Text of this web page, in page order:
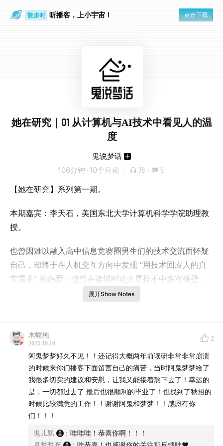
散步时 听播客，上小宇宙！ 点击下载
她在研究｜01 从计算机与AI技术中看见人的温
度
鬼说梦话
106分钟 · 10个月前 76 · 5
【她在研究】系列第一期。
本期嘉宾：李天石，美国东北大学计算机科学学院助理教
授。
也曾因难以融入高中信息竞赛圈男生们的技术交流而怀疑
自己，却终于在人机交互方向中发现 “用技术回应人的真
实需求” 的热爱；也曾在读博时论文屡投不中多次碰壁，
却终于在新冠密切接触者APP研究、帮助高中女生报志愿
伴”，围绕兴趣挖掘每个学生的潜力。我们与天石聊了科研
路上的迷茫与突破，以及女性研究者的自洽与成长，或许
你也能看见自己的可能。让我们走近天石的世界吧~
时间轴
00:01:26 - 嘉宾自我介绍
00:10:06- 计算机专业的本科体验
展开Show Notes
木螳纯
2025.10.10
2
阿鬼梦梦好久不见！！还记得大概两年前读研非常非常崩溃
的时候来你们播客下面留言自己的痛苦，当时阿鬼梦梦给了
我很多切实的建议和安慰，让我又能接着熬下去了！幸运的
是，一切都过去了 最后也很顺利的毕业了！也找到了秋招的
时候比较满意的工作！！谢谢阿鬼和梦梦！！感恩有你
们！！！
鬼儿飘 : 哇哇哇！恭喜你啊！！！